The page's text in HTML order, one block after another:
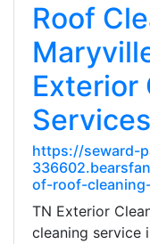
Roof
Exterior
Services
https://seward-
of-roof-
TN Exterior
cleaning service